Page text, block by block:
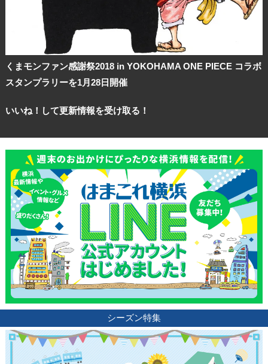
くまモンファン感謝祭2018 in YOKOHAMA ONE PIECE コラボ
スタンプラリーを1月28日開催
いいね！して更新情報を受け取る！
シーズン特集